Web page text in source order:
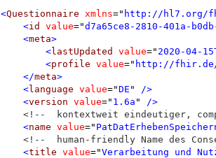
<Questionnaire xmlns=" http://hl7.org/
<id value="d7a65ce8-2810-401a-
<meta>
<lastUpdated value=" 2020-04-
<profile value=" http://fhir.de/
</meta>
<language value="DE " />
<version value=" 1.6a " />
<!--  kontextweit eindeutiger,
<name value="
<!--  human-friendly Name des
<title value="Verarbeitung und